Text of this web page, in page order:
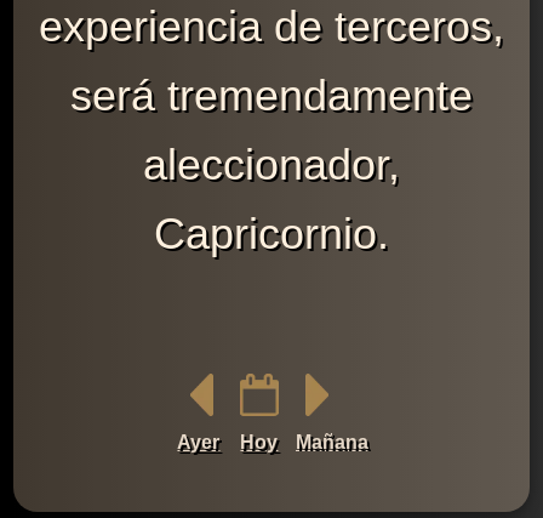
experiencia de terceros,
será tremendamente
aleccionador,
Capricornio.
Ayer Hoy Mañana